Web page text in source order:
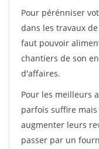
Pour pérénniser
dans les travaux
faut pouvoir
chantiers de son
d'affaires.
Pour les meilleurs
parfois suffire
augmenter leurs
passer par un